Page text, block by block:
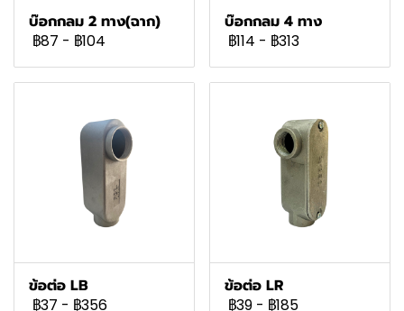
บ๊อกกลม 2 ทาง(ฉาก)
฿87 - ฿104
บ๊อกกลม 4 ทาง
฿114 - ฿313
ข้อต่อ LB
฿37 - ฿356
ข้อต่อ LR
฿39 - ฿185